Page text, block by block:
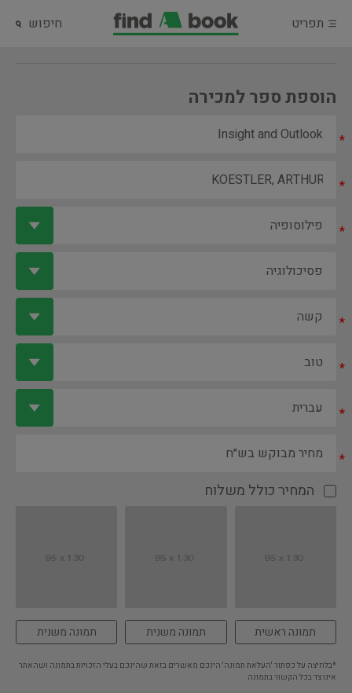
תפריט חיפוש
הוספת ספר למכירה
*
*
*
*
*
*
*
המחיר כולל משלוח
תמונה ראשית תמונה משנית תמונה משנית
*בלחיצה על כפתור 'העלאת תמונה' הינכם מאשרים בזאת שהינכם בעלי הזכויות בתמונה ושהאתר
אינו צד בכל הקשור בתמונה